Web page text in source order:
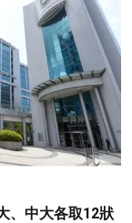
、中大各取12狀